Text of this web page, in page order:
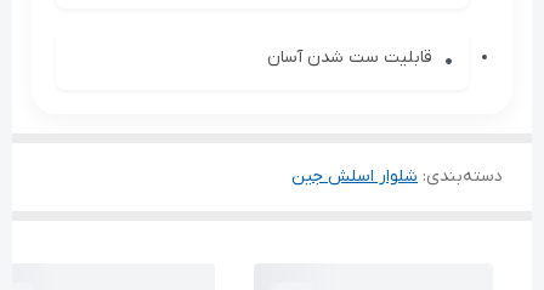
قابلیت ست شدن آسان
دسته‌بندی: شلوار اسلش جین